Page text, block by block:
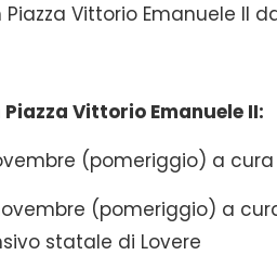
Piazza Vittorio Emanuele II
Piazza Vittorio Emanuele II:
(pomeriggio) a cura
(pomeriggio) a
statale di Lovere